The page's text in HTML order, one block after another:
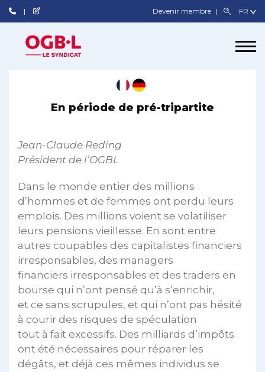
Devenir membre
En période de pré-tripartite
Jean-Claude Reding
Président de l’OGBL
Dans le monde entier des millions
d’hommes et de femmes ont perdu leurs
emplois. Des millions voient se volatiliser
leurs pensions vieillesse. En sont entre
autres coupables des capitalistes financiers
irresponsables, des managers
financiers irresponsables et des traders en
bourse qui n’ont pensé qu’à s’enrichir,
et ce sans scrupules, et qui n’ont pas hésité
à courir des risques de spéculation
tout à fait excessifs. Des milliards d’impôts
ont été nécessaires pour réparer les
dégâts, et déjà ces mêmes individus se